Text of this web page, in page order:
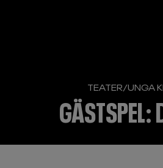
TEATER/UNGA
GÄSTSPEL: